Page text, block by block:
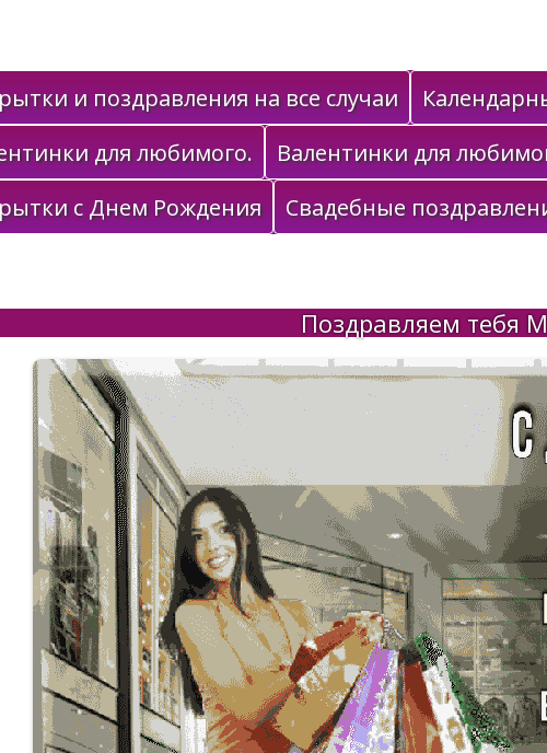
в подарок
и поздравления на все случаи
для любимого.
Валентинки для
с Днем Рождения
Свадебные
Поздравляем тебя